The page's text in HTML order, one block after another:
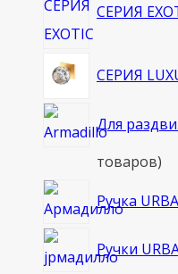
СЕРИЯ
СЕРИЯ
Для
товаров
Ручка
Ручки